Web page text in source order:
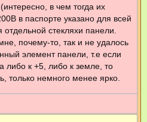
в чем тогда их
в паспорте указано для всей
стекляхи панели.
почему-то, так и не удалось
элемент панели, т.е если
либо к +5, либо к земле, то
только немного менее ярко.